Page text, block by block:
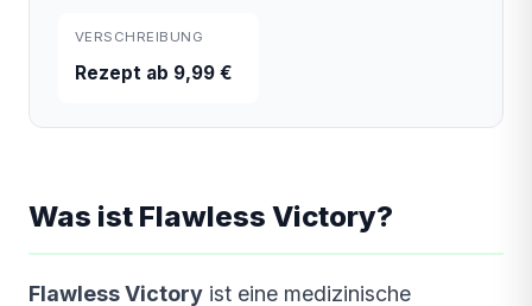
VERSCHREIBUNG
Rezept ab 9,99 €
Was ist Flawless Victory?
Flawless Victory ist eine medizinische